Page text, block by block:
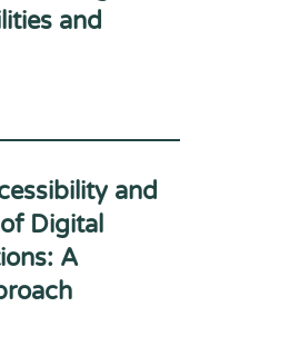
and
and
Digital
A